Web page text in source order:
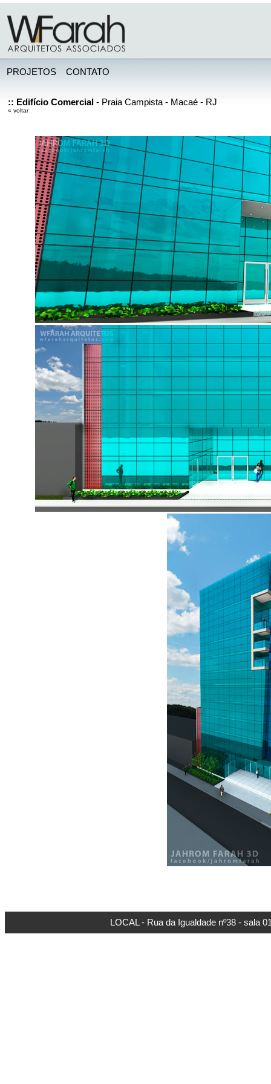
PROJETOS CONTATO
:: Edifício Comercial - Praia Campista - Macaé - RJ
« voltar
LOCAL - Rua da Igualdade nº38 - sala